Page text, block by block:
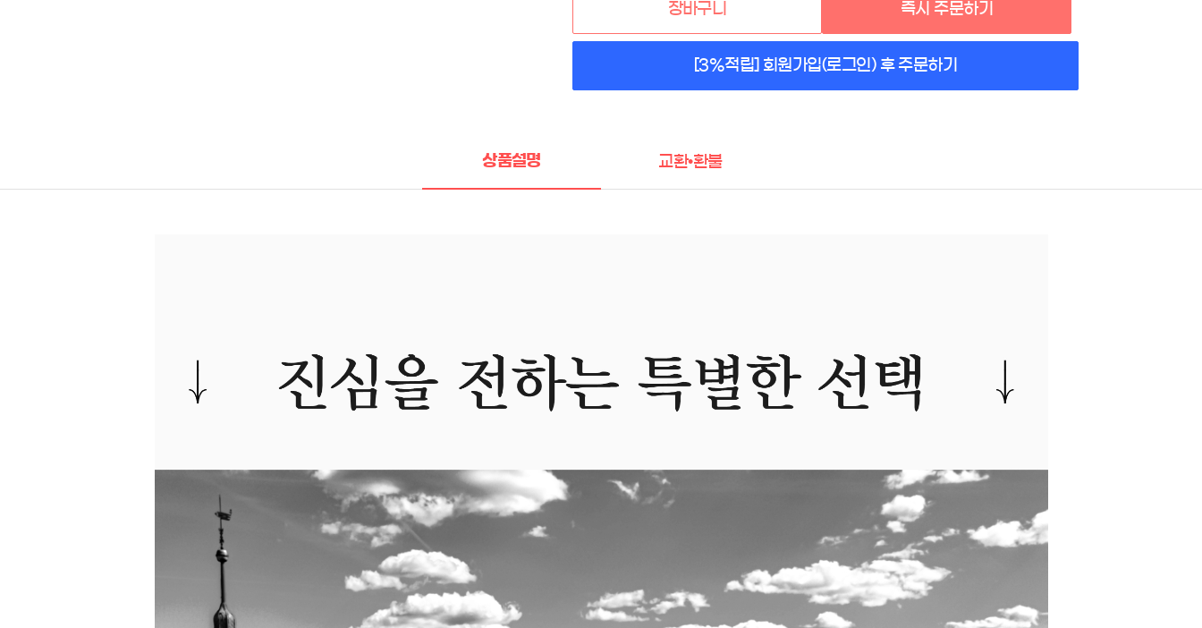
장바구니 즉시 주문하기
[3%적립] 회원가입(로그인) 후 주문하기
상품설명 교환•환불